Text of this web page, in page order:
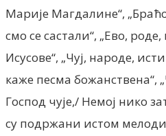
Марије Магдалине“,
смо се састали“, „Ево,
Исусове“, „Чуј, народе,
каже песма божанствена“,
Господ чује,/ Немој нико
су подржани истом